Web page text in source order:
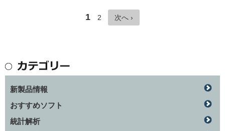
1 2 次へ ›
新製品情報
おすすめソフト
統計解析